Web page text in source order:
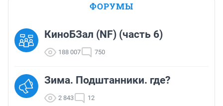
ФОРУМЫ
КиноБЗал (NF) (часть 6)
188 007 750
Зима. Подштанники. где?
2 843 12